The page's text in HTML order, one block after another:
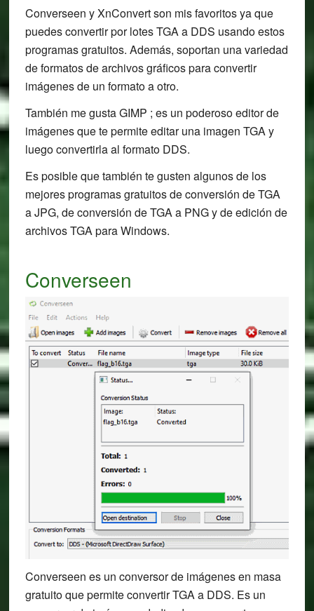
Converseen y XnConvert son mis favoritos ya que
puedes convertir por lotes TGA a DDS usando estos
programas gratuitos. Además, soportan una variedad
de formatos de archivos gráficos para convertir
imágenes de un formato a otro.
También me gusta GIMP ; es un poderoso editor de
imágenes que te permite editar una imagen TGA y
luego convertirla al formato DDS.
Es posible que también te gusten algunos de los
mejores programas gratuitos de conversión de TGA
a JPG, de conversión de TGA a PNG y de edición de
archivos TGA para Windows.
Converseen
Converseen es un conversor de imágenes en masa
gratuito que permite convertir TGA a DDS. Es un